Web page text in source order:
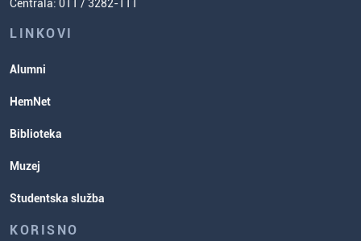
Centrala: 011 / 3282-111
LINKOVI
Alumni
HemNet
Biblioteka
Muzej
Studentska služba
KORISNO